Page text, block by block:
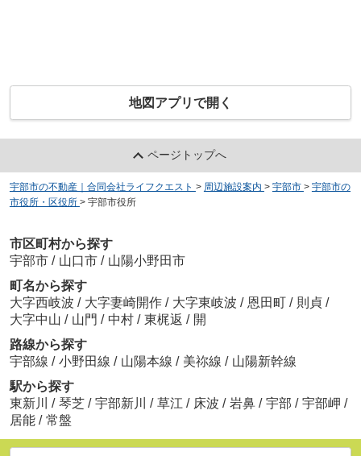
地図アプリで開く
ページトップへ
宇部市の不動産｜合同会社ライフクエスト > 周辺施設案内 > 宇部市 > 宇部市の
市役所・区役所 > 宇部市役所
市区町村から探す
宇部市 / 山口市 / 山陽小野田市
町名から探す
大字西岐波 / 大字妻崎開作 / 大字東岐波 / 恩田町 / 則貞 /
大字中山 / 山門 / 中村 / 東梶返 / 開
路線から探す
宇部線 / 小野田線 / 山陽本線 / 美祢線 / 山陽新幹線
駅から探す
東新川
/ 琴芝 / 宇部新川 / 草江 / 床波 / 岩鼻 / 宇部 / 宇部岬 /
居能 / 常盤